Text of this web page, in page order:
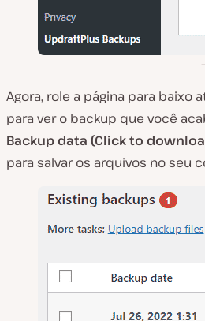
Agora, role a página para baixo
para ver o backup que você
Backup data (Click to
para salvar os arquivos no seu